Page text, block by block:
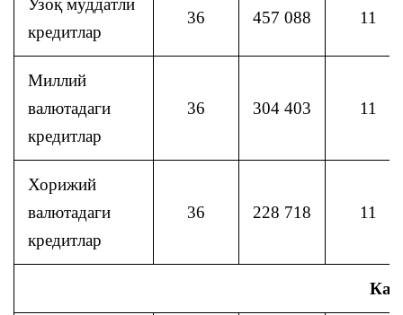
Узоқ муддатли
кредитлар
36 457 088 11
Миллий
валютадаги
кредитлар
36 304 403 11
Хорижий
валютадаги
кредитлар
36 228 718 11